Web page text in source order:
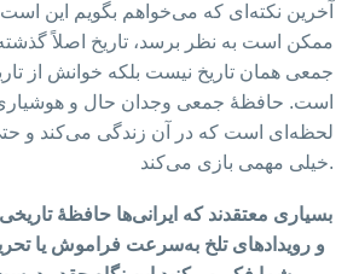
آخرین نکته‌ای که می‌خواهم بگویم این
ممکن است به نظر برسد، تاریخ اصلاً
جمعی همان تاریخ نیست بلکه خوانش از
است. حافظهٔ جمعی وجدان حال و هوشیاری
لحظه‌ای است که در آن زندگی می‌کند و
خیلی مهمی بازی می‌کند.
بسیاری معتقدند که ایرانی‌ها حافظهٔ
و رویدادهای تلخ به‌سرعت فراموش یا